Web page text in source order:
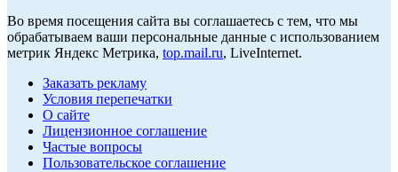
Во время посещения сайта вы соглашаетесь с тем, что мы
обрабатываем ваши персональные данные с использованием
метрик Яндекс Метрика, top.mail.ru, LiveInternet.
Заказать рекламу
Условия перепечатки
О сайте
Лицензионное соглашение
Частые вопросы
Пользовательское соглашение